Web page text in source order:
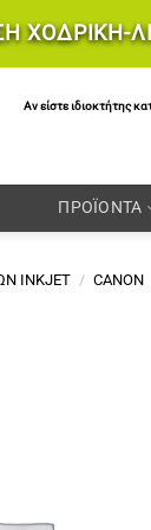
ΧΟΔΡΙΚΗ-
Αν είστε ιδιοκτήτης
ΠΡΟΪΟΝΤΑ
INKJET / CANON